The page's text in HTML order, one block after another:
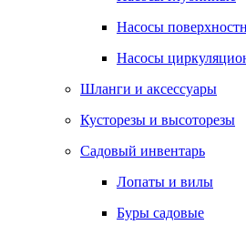
Насосы
Насосы
Шланги и аксессуары
Кусторезы и высоторезы
Садовый инвентарь
Лопаты и вилы
Буры садовые